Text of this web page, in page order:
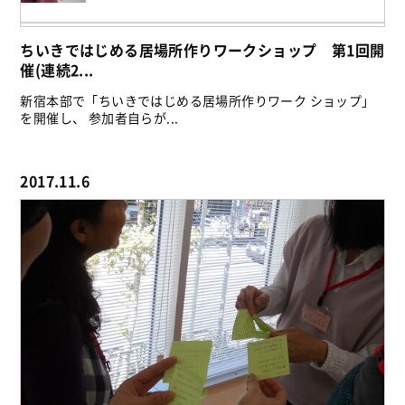
ちいきではじめる居場所作りワークショップ 第1回開
催(連続2...
新宿本部で「ちいきではじめる居場所作りワーク ショップ」
を開催し、 参加者自らが...
2017.11.6